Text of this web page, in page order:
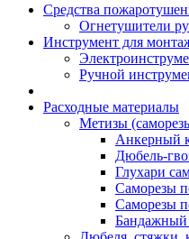
Средства
Огнетушители
Инструмент для
Ручной
Расходные материалы
Метизы
Анкерный
Дюбель-
Глухари
Саморезы
Саморезы
Бандажный